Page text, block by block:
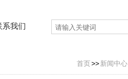
系我们
首页>>新闻中心